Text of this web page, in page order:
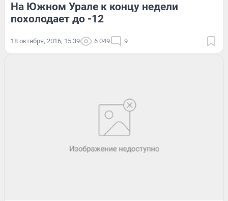
На Южном Урале к концу недели
похолодает до -12
18 октября, 2016, 15:39 6 049 9